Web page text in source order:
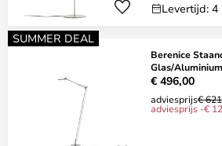
Levertijd:
SUMMER DEAL
Berenice
Glas/
€ 496,00
adviesprijs€
adviesprijs -€